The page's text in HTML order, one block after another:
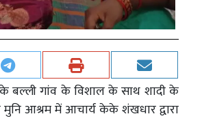
बल्ली गांव के विशाल के साथ शादी के
मुनि आश्रम में आचार्य केके शंखधार द्वारा